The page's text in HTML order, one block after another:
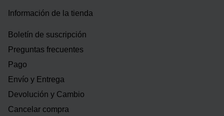
Información de la tienda
Boletín de suscripción
Preguntas frecuentes
Pago
Envío y Entrega
Devolución y Cambio
Cancelar compra